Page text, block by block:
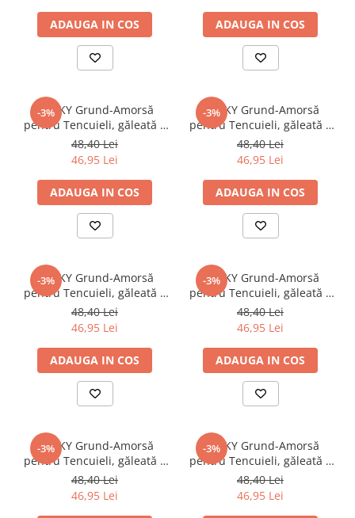
ADAUGA IN COS ADAUGA IN COS
-3%
STICKY Grund-Amorsă
pentru Tencuieli, găleată 5
kg, alb
48,40 Lei
46,95 Lei
ADAUGA IN COS
-3%
STICKY Grund-Amorsă
pentru Tencuieli, găleată 5
kg, capucino
48,40 Lei
46,95 Lei
ADAUGA IN COS
-3%
STICKY Grund-Amorsă
pentru Tencuieli, găleată 5
kg, cognac
48,40 Lei
46,95 Lei
ADAUGA IN COS
-3%
STICKY Grund-Amorsă
pentru Tencuieli, găleată 5
kg, gri antracit
48,40 Lei
46,95 Lei
ADAUGA IN COS
-3%
STICKY Grund-Amorsă
pentru Tencuieli, găleată 5
kg, gri luminos
48,40 Lei
46,95 Lei
-3%
STICKY Grund-Amorsă
pentru Tencuieli, găleată 5
kg, havana
48,40 Lei
46,95 Lei